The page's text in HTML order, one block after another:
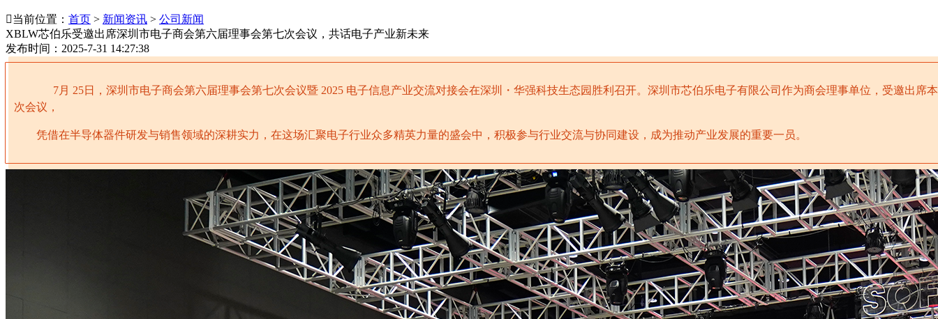
当前位置： 首页 > 新闻资讯 > 公司新闻
XBLW芯伯乐受邀出席深圳市电子商会第六届理事会第七次会议，共话电子产业新未来
发布时间：2025-7-31 14:27:38
7月 25日， 深圳市电子商会第六届理事会第七次会议暨 2025 电子信息产业交流对接会在深圳・华强科技生态园胜利召开。 深圳市芯伯乐电子有限公司作为商会理事单位，受邀出席本
次会议，
凭借在半导体器件研发与销售领域的深耕实力， 在这场汇聚电子行业众多精英力量的盛会中，积极参与行业交流与协同建设，成为推动产业发展的重要一员。